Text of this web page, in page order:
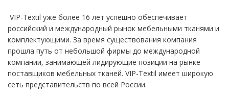
VIP-Textil уже более 16 лет успешно обеспечивает
российский и международный рынок мебельными тканями и
комплектующими. За время существования компания
прошла путь от небольшой фирмы до международной
компании, занимающей лидирующие позиции на рынке
поставщиков мебельных тканей. VIP-Textil имеет широкую
сеть представительств по всей России.